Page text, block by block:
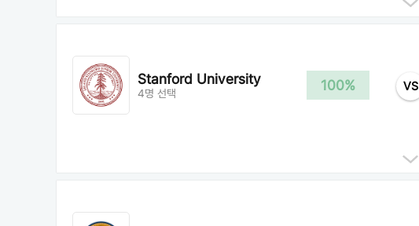
Stanford University
4명 선택
100% VS